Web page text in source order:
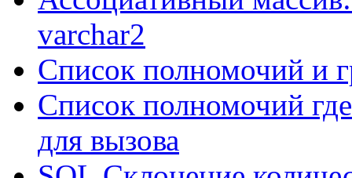
varchar2
Список полномочий и
Список полномочий
для вызова